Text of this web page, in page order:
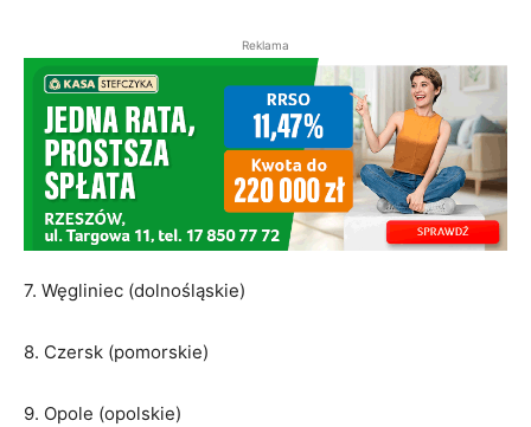
Reklama
7. Węgliniec (dolnośląskie)
8. Czersk (pomorskie)
9. Opole (opolskie)